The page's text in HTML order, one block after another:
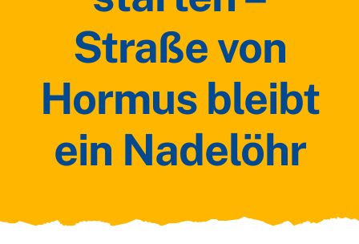
Straße von
Hormus bleibt
ein Nadelöhr